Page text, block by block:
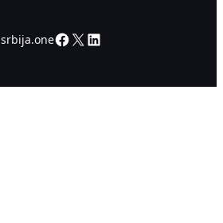
srbija.oneFacebook
X LinkedIn